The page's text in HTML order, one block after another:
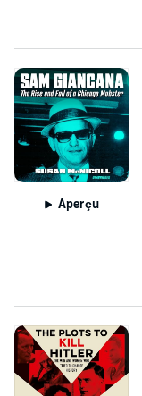
Aperçu